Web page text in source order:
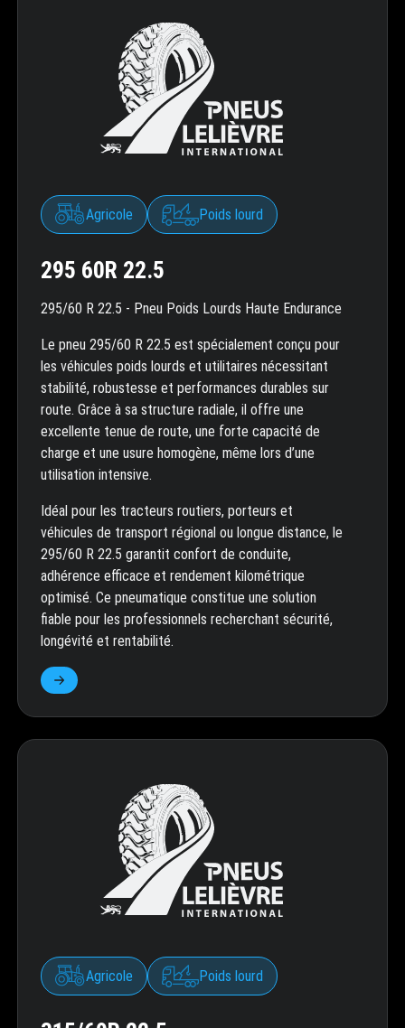
Agricole Poids lourd
295 60R 22.5
295/60 R 22.5 - Pneu Poids Lourds Haute Endurance
Le pneu 295/60 R 22.5 est spécialement conçu pour
les véhicules poids lourds et utilitaires nécessitant
stabilité, robustesse et performances durables sur
route. Grâce à sa structure radiale, il offre une
excellente tenue de route, une forte capacité de
charge et une usure homogène, même lors d’une
utilisation intensive.
Idéal pour les tracteurs routiers, porteurs et
véhicules de transport régional ou longue distance, le
295/60 R 22.5 garantit confort de conduite,
adhérence efficace et rendement kilométrique
optimisé. Ce pneumatique constitue une solution
fiable pour les professionnels recherchant sécurité,
longévité et rentabilité.
Agricole Poids lourd